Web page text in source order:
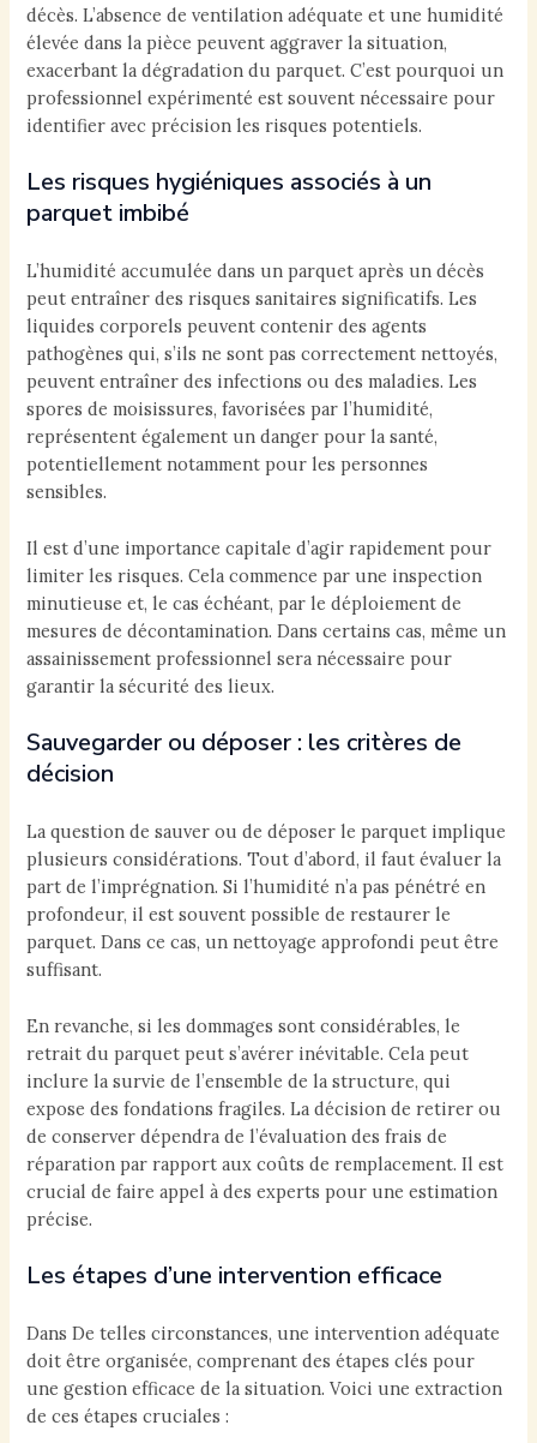
décès. L’absence de ventilation adéquate et une humidité
élevée dans la pièce peuvent aggraver la situation,
exacerbant la dégradation du parquet. C’est pourquoi un
professionnel expérimenté est souvent nécessaire pour
identifier avec précision les risques potentiels.
Les risques hygiéniques associés à un
parquet imbibé
L’humidité accumulée dans un parquet après un décès
peut entraîner des risques sanitaires significatifs. Les
liquides corporels peuvent contenir des agents
pathogènes qui, s’ils ne sont pas correctement nettoyés,
peuvent entraîner des infections ou des maladies. Les
spores de moisissures, favorisées par l’humidité,
représentent également un danger pour la santé,
potentiellement notamment pour les personnes
sensibles.
Il est d’une importance capitale d’agir rapidement pour
limiter les risques. Cela commence par une inspection
minutieuse et, le cas échéant, par le déploiement de
mesures de décontamination. Dans certains cas, même un
assainissement professionnel sera nécessaire pour
garantir la sécurité des lieux.
Sauvegarder ou déposer : les critères de
décision
La question de sauver ou de déposer le parquet implique
plusieurs considérations. Tout d’abord, il faut évaluer la
part de l’imprégnation. Si l’humidité n’a pas pénétré en
profondeur, il est souvent possible de restaurer le
parquet. Dans ce cas, un nettoyage approfondi peut être
suffisant.
En revanche, si les dommages sont considérables, le
retrait du parquet peut s’avérer inévitable. Cela peut
inclure la survie de l’ensemble de la structure, qui
expose des fondations fragiles. La décision de retirer ou
de conserver dépendra de l’évaluation des frais de
réparation par rapport aux coûts de remplacement. Il est
crucial de faire appel à des experts pour une estimation
précise.
Les étapes d’une intervention efficace
Dans De telles circonstances, une intervention adéquate
doit être organisée, comprenant des étapes clés pour
une gestion efficace de la situation. Voici une extraction
de ces étapes cruciales :